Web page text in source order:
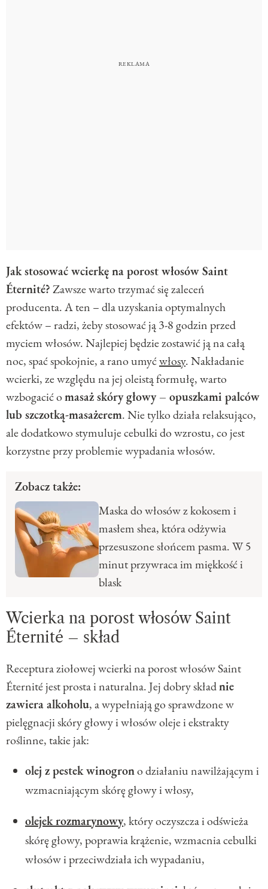
Jak stosować wcierkę na porost włosów Saint
Éternité?Zawsze warto trzymać się zaleceń
producenta. A ten – dla uzyskania optymalnych
efektów – radzi, żeby stosować ją 3-8 godzin przed
myciem włosów. Najlepiej będzie zostawić ją na całą
noc, spać spokojnie, a rano umyćwłosy. Nakładanie
wcierki, ze względu na jej oleistą formułę, warto
wzbogacić omasaż skóry głowy – opuszkami palców
lub szczotką-masażerem. Nie tylko działa relaksująco,
ale dodatkowo stymuluje cebulki do wzrostu, co jest
korzystne przy problemie wypadania włosów.
Zobacz także:
Maska do włosów z kokosem i
masłem shea, która odżywia
przesuszone słońcem pasma. W 5
minut przywraca im miękkość i
blask
Wcierka na porost włosów Saint
Éternité – skład
Receptura ziołowej wcierki na porost włosów Saint
Éternité jest prosta i naturalna. Jej dobry składnie
zawiera alkoholu, a wypełniają go sprawdzone w
pielęgnacji skóry głowy i włosów oleje i ekstrakty
roślinne, takie jak:
olej z pestek winogrono działaniu nawilżającym i
wzmacniającym skórę głowy i włosy,
olejek rozmarynowy, który oczyszcza i odświeża
skórę głowy, poprawia krążenie, wzmacnia cebulki
włosów i przeciwdziała ich wypadaniu,